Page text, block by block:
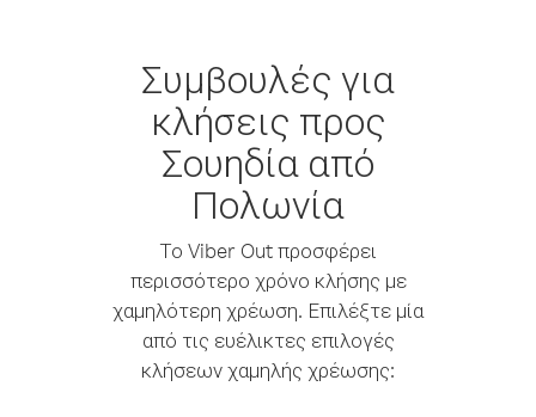
Συμβουλές για
κλήσεις προς
Σουηδία από
Πολωνία
Το Viber Out προσφέρει
περισσότερο χρόνο κλήσης με
χαμηλότερη χρέωση. Επιλέξτε μία
από τις ευέλικτες επιλογές
κλήσεων χαμηλής χρέωσης: